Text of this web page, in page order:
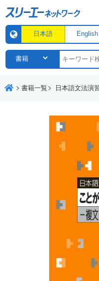
日本語 English
書籍一覧 日本語文法演習 こと